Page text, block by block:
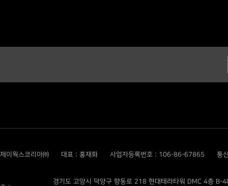
제이웍스코리아㈜ 대표 : 홍재화 사업자등록번호 : 106-86-67865 통
경기도 고양시 덕양구 향동로 218 현대테라타워 DMC 4층 B-